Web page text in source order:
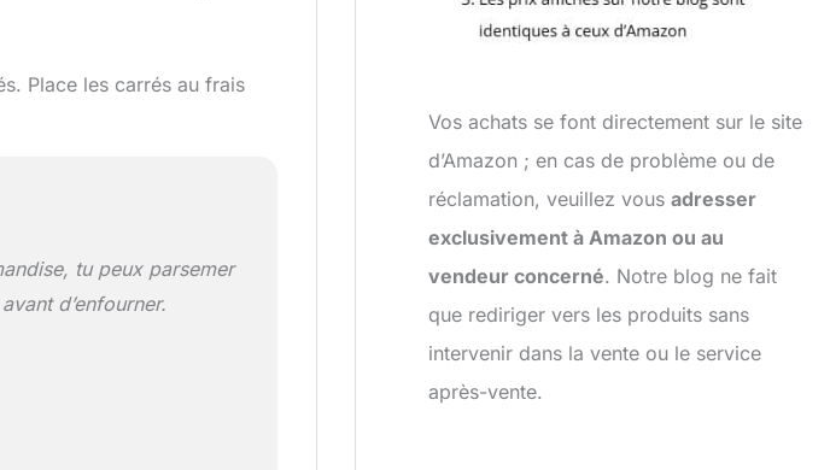
Place les carrés au frais
tu peux parsemer
d’enfourner.
Vos achats se font directement sur le site
d’Amazon ; en cas de problème ou de
réclamation, veuillez vousadresser
exclusivement à Amazon ou au
vendeur concerné. Notre blog ne fait
que rediriger vers les produits sans
intervenir dans la vente ou le service
après-vente.